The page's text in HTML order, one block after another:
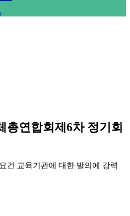
총연합회제6차 정기회
건 교육기관에 대한 발의에 강력